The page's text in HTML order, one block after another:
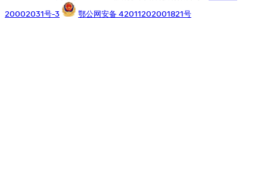
20002031号-3
鄂公网安备 42011202001821号